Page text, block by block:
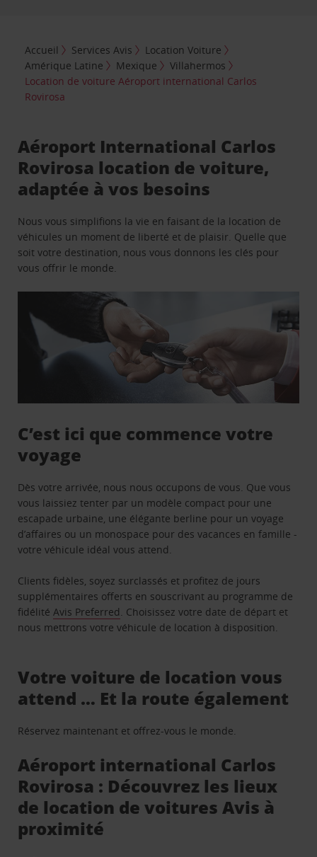
Accueil Services Avis
Location Voiture
Amérique Latine
Mexique
Villahermos
Location de voiture Aéroport international Carlos
Rovirosa
Aéroport International Carlos
Rovirosa location de voiture,
adaptée à vos besoins
Nous vous simplifions la vie en faisant de la location de
véhicules un moment de liberté et de plaisir. Quelle que
soit votre destination, nous vous donnons les clés pour
vous offrir le monde.
C’est ici que commence votre
voyage
Dès votre arrivée, nous nous occupons de vous. Que vous
vous laissiez tenter par un modèle compact pour une
escapade urbaine, une élégante berline pour un voyage
d’affaires ou un monospace pour des vacances en famille -
votre véhicule idéal vous attend.
Clients fidèles, soyez surclassés et profitez de jours
supplémentaires offerts en souscrivant au programme de
fidélitéAvis Preferred. Choisissez votre date de départ et
nous mettrons votre véhicule de location à disposition.
Votre voiture de location vous
attend … Et la route également
Réservez maintenant et offrez-vous le monde.
Aéroport international Carlos
Rovirosa : Découvrez les lieux
de location de voitures Avis à
proximité